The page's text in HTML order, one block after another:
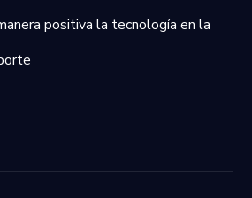
positiva la tecnología en la